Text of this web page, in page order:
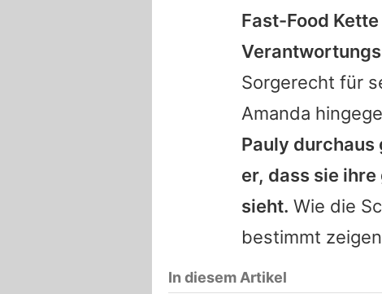
Fast-Food
Sorgerecht für
Amanda
Pauly
er, dass sie
sieht. Wie die
bestimmt
In diesem Artikel